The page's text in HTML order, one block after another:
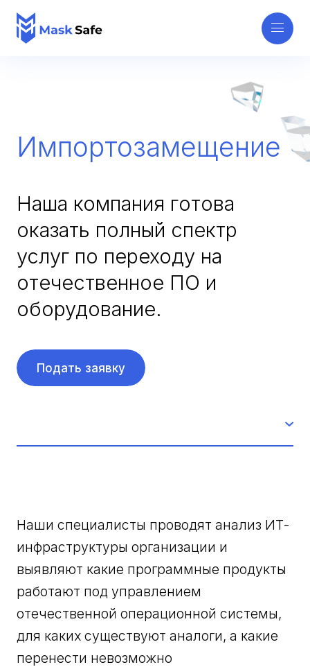
Импортозамещение
Наша компания готова
оказать полный спектр
услуг по переходу на
отечественное ПО и
оборудование.
Подать заявку
Наши специалисты проводят анализ ИТ-
инфраструктуры организации и
выявляют какие программные продукты
работают под управлением
отечественной операционной системы,
для каких существуют аналоги, а какие
перенести невозможно